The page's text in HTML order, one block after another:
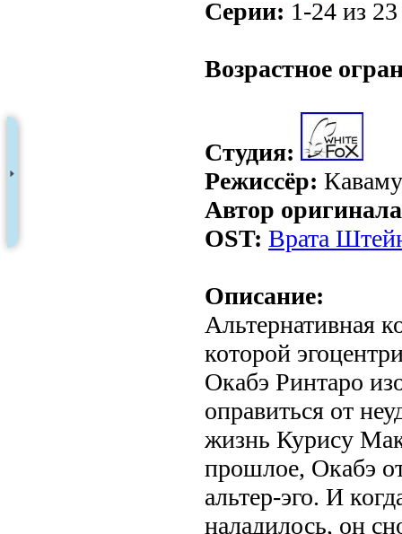
Серии: 1-24 из
Возрастное
Студия:
Режиссёр:
Автор
OST: Врата
Описание:
Альтернативная
которой
Окабэ Ринтаро
оправиться от
жизнь Курису
прошлое, Окабэ
альтер-эго. И
наладилось, он